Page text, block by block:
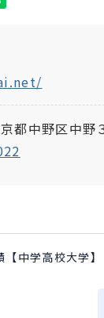
中野区中野
中学高校大学】